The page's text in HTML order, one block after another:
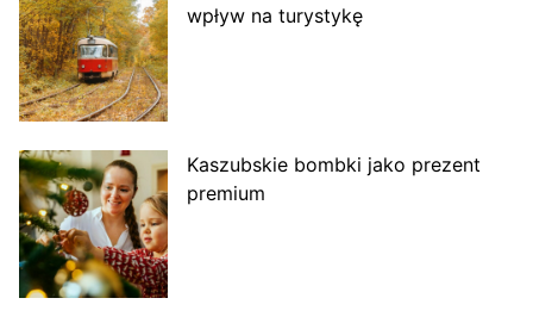
wpływ na turystykę
Kaszubskie bombki jako prezent
premium